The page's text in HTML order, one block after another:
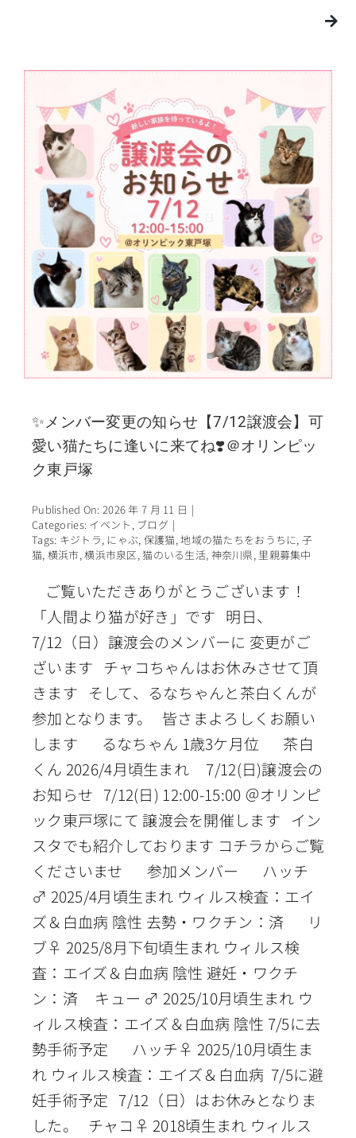
✨メンバー変更の知らせ【7/12譲渡会】可
愛い猫たちに逢いに来てね❣️＠オリンピッ
ク東戸塚
Published On: 2026 年 7 月 11 日 |
Categories: イベント , ブログ |
Tags: キジトラ, にゃぶ, 保護猫,地域の猫たちをおうちに,子
猫, 横浜市,横浜市泉区,猫のいる生活, 神奈川県, 里親募集中
ご覧いただきありがとうございます！
「人間より猫が好き」です 明日、
7/12（日）譲渡会のメンバーに 変更がご
ざいます チャコちゃんはお休みさせて頂
きます そして、るなちゃんと茶白くんが
参加となります。 皆さまよろしくお願い
します るなちゃん 1歳3ケ月位 茶白
くん 2026/4月頃生まれ 7/12(日)譲渡会の
お知らせ 7/12(日) 12:00-15:00 ＠オリンピ
ック東戸塚にて 譲渡会を開催します イン
スタでも紹介しております コチラからご覧
くださいませ 参加メンバー ハッチ
♂ 2025/4月頃生まれ ウィルス検査：エイ
ズ＆白血病 陰性 去勢・ワクチン：済 リ
ブ♀ 2025/8月下旬頃生まれ ウィルス検
査：エイズ＆白血病 陰性 避妊・ワクチ
ン：済 キュー ♂ 2025/10月頃生まれ ウ
ィルス検査：エイズ＆白血病 陰性 7/5に去
勢手術予定 ハッチ♀ 2025/10月頃生ま
れ ウィルス検査：エイズ＆白血病 7/5に避
妊手術予定 7/12（日）はお休みとなりま
した。 チャコ♀ 2018頃生まれ ウィルス